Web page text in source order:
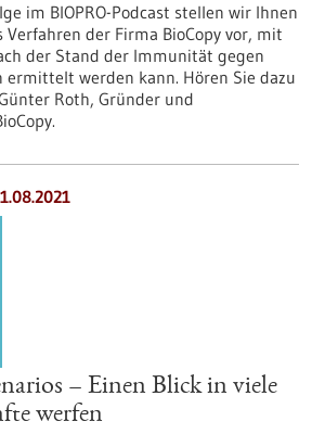
im BIOPRO-Podcast stellen wir Ihnen
Verfahren der Firma BioCopy vor, mit
der Stand der Immunität gegen
werden kann. Hören Sie dazu
Roth, Gründer und
– Einen Blick in viele
werfen